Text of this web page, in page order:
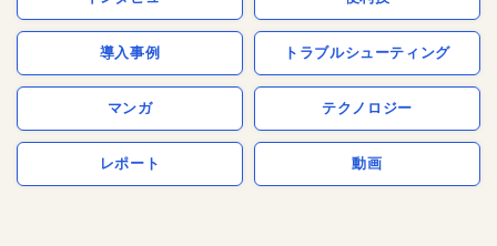
導入事例 トラブルシューティング
マンガ テクノロジー
レポート 動画